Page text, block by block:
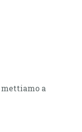
mettiamo a